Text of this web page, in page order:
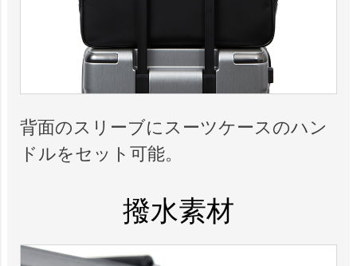
背面のスリーブにスーツケースのハン
ドルをセット可能。
撥水素材